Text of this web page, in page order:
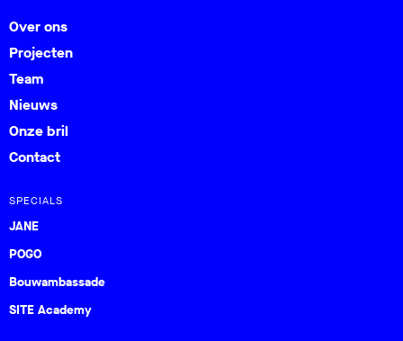
Over ons
Projecten
Team
Nieuws
Onze bril
Contact
SPECIALS
JANE
POGO
Bouwambassade
SITE Academy